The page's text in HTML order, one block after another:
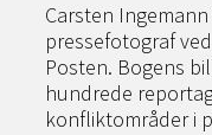
Carsten
pressefotograf
Posten. Bogens
hundrede
konfliktområder i